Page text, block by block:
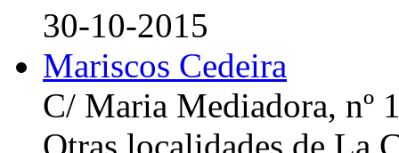
30-10-2015
Mariscos Cedeira
C/ Maria Mediadora, nº
Otras localidades de La